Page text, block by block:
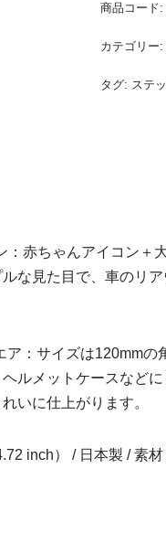
商品コード:
カテゴリー:
タグ: ステ
赤ちゃんアイコン＋
な見た目で、車のリ
：サイズは120mm
ルメットケースなど
いに仕上がります。
inch） / 日本製 / 素